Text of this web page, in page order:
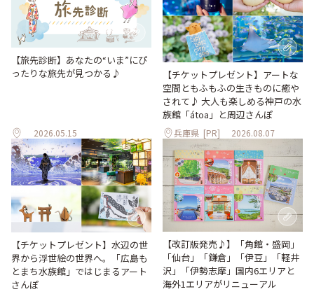
【旅先診断】あなたの“いま”にぴ
ったりな旅先が見つかる♪
2026.05.15
【チケットプレゼント】アートな
空間ともふもふの生きものに癒や
されて♪ 大人も楽しめる神戸の水
族館「átoa」と周辺さんぽ
兵庫県 [PR] 2026.08.07
【チケットプレゼント】水辺の世
界から浮世絵の世界へ。「広島も
とまち水族館」ではじまるアート
さんぽ
【改訂版発売♪】「角館・盛岡」
「仙台」「鎌倉」「伊豆」「軽井
沢」「伊勢志摩」国内6エリアと
海外1エリアがリニューアル